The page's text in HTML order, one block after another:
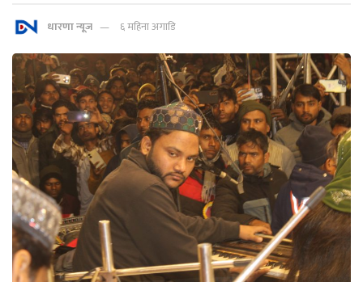
धारणा न्यूज ६ महिना अगाडि